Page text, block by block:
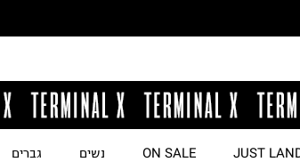
JUST
ON SALE נשים גברים